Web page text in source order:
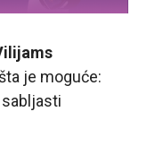
je moguće: